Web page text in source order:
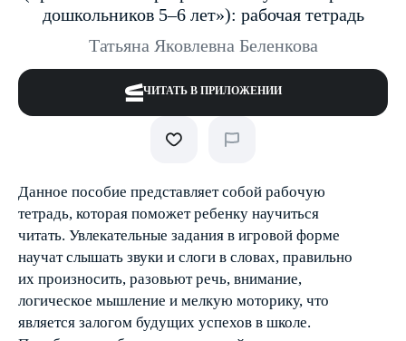
дошкольников 5–6 лет»): рабочая тетрадь
Татьяна Яковлевна Беленкова
ЧИТАТЬ В ПРИЛОЖЕНИИ
Данное пособие представляет собой рабочую
тетрадь, которая поможет ребенку научиться
читать. Увлекательные задания в игровой форме
научат слышать звуки и слоги в словах, правильно
их произносить, разовьют речь, внимание,
логическое мышление и мелкую моторику, что
является залогом будущих успехов в школе.